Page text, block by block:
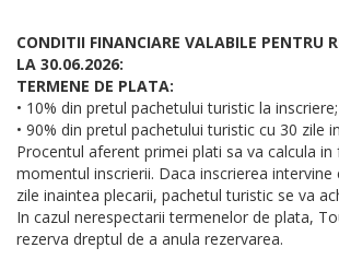
CONDITII FINANCIARE VALABILE PENTRU
LA 30.06.2026:
TERMENE DE PLATA:
• 10% din pretul pachetului turistic la inscriere;
• 90% din pretul pachetului turistic cu 30 zile
Procentul aferent primei plati sa va calcula in
momentul inscrierii. Daca inscrierea intervine
zile inaintea plecarii, pachetul turistic se va
In cazul nerespectarii termenelor de plata,
rezerva dreptul de a anula rezervarea.